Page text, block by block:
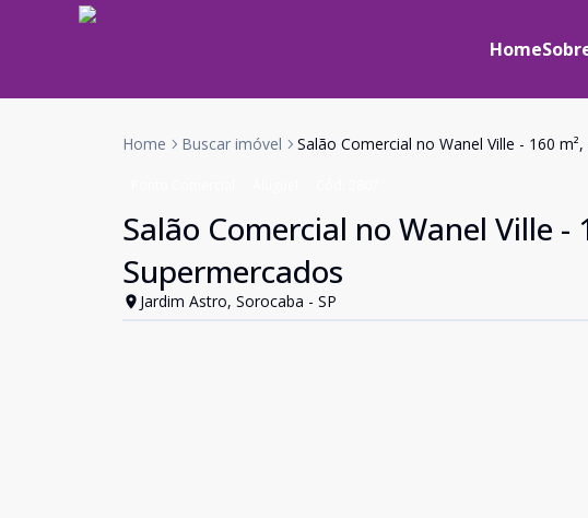
Home
Home Buscar imóvel Salão Comercial no Wanel Ville - 160
Salão Comercial no Wanel Ville -
Supermercados
Jardim Astro, Sorocaba - SP